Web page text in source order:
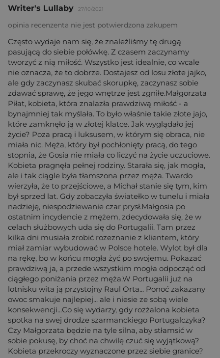
Writer's Lullaby 27/10/2021
opinia recenzenta nie jest potwierdzona zakupem
Często wydaje nam się, że znaleźliśmy tę drugą
pasującą do siebie połówkę. Z czasem zaczynamy
tworzyć z nią miłość. Wszystko jest idealnie, co wcale
nie oznacza, że to dobrze. Dostajesz od losu złote jajko,
ale gdy zaczynasz skubać skorupkę, zaczynasz sobie
zdawać sprawę, że jego wnętrze jest zgniłe.Małgorzata
Piłat, kobieta, która znalazła prawdziwą miłość - a
bynajmniej tak myślała. To było właśnie takie złote jajo,
które zamknęło ją w złotej klatce. Jak wyglądało jej
życie? Poza pracą i luksusem, w którym się obraca, nie
miała nic. Męża, który był pochłonięty pracą, do tego
stopnia, że Gosia nie miała co liczyć na życie uczuciowe.
Kobieta pragnęła pełnej rodziny. Starała się, jak mogła,
ale i tak ciągle była tłamszona przez męża. Twardo
wierzyła, że to przejściowe, a Michał stanie się tym, kim
był sprzed lat. Gdy zobaczyła światełko w tunelu i miała
nadzieję, niespodziewanie czar prysł.Małgosia po
ostatnim incydencie z mężem, zdecydowała się, że w
celach służbowych uda się do Portugalii. Tam przez
kilka dni musiała zrobić rozeznanie z klientem, który
miał zamiar wybudować w Polsce hotele. Wylot był dla
na rękę, bo w końcu mogła żyć po swojemu. Pokazać
prawdziwą ja, a przede wszystkim mogła odpocząć od
ciągłego poniżania przez męża.W Portugalii już na
lotnisku wita ją przystojny Raul Orta... Ponoć zakazany
owoc smakuje najlepiej... ale i niesie ze sobą wiele
konsekwencji...Co się wydarzy, gdy rozżalona kobieta
spotka na swej drodze szarmanckiego Portugalczyka?
Czy Małgorzata będzie na tyle silna, aby stłamsić w
sobie pokusę, by choć na chwilę czuć się wyjątkową?
Kobieta przekroczy wyznaczone przez siebie granice?